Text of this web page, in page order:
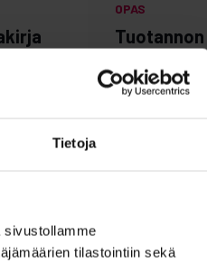
Tietoja
sivustollamme
tilastointiin sekä
OPAS
Tuotannon
ympäristön